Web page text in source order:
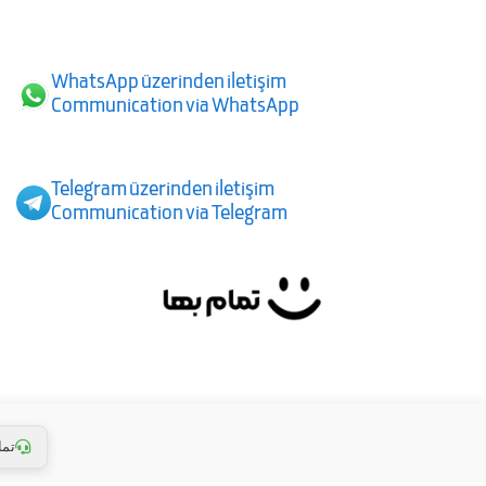
WhatsApp üzerinden iletişim
Communication via WhatsApp
Telegram üzerinden iletişim
Communication via Telegram